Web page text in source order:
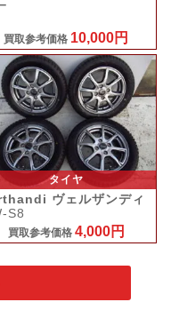
買取参考価格 10,000円
タイヤ
ヴェルザンディ
S8
買取参考価格 4,000円